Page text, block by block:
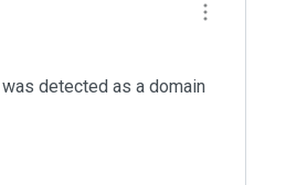
detected as a domain